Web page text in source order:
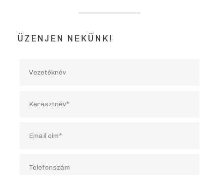
ÜZENJEN NEKÜNK!